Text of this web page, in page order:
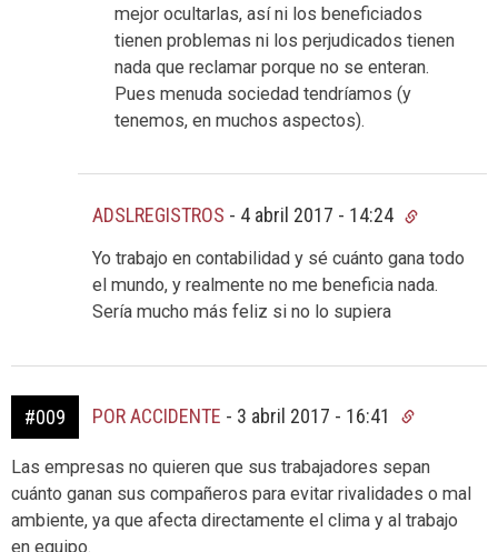
mejor ocultarlas, así ni los beneficiados
tienen problemas ni los perjudicados tienen
nada que reclamar porque no se enteran.
Pues menuda sociedad tendríamos (y
tenemos, en muchos aspectos).
ADSLREGISTROS - 4 abril 2017 - 14:24
Yo trabajo en contabilidad y sé cuánto gana todo
el mundo, y realmente no me beneficia nada.
Sería mucho más feliz si no lo supiera
#009 POR ACCIDENTE - 3 abril 2017 - 16:41
Las empresas no quieren que sus trabajadores sepan
cuánto ganan sus compañeros para evitar rivalidades o mal
ambiente, ya que afecta directamente el clima y al trabajo
en equipo.